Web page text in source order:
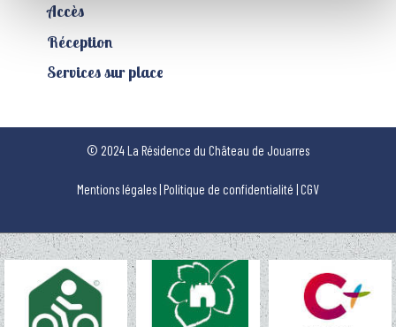
Accès
Réception
Services sur place
© 2024 La Résidence du Château de Jouarres
Mentions légales Politique de confidentialité CGV